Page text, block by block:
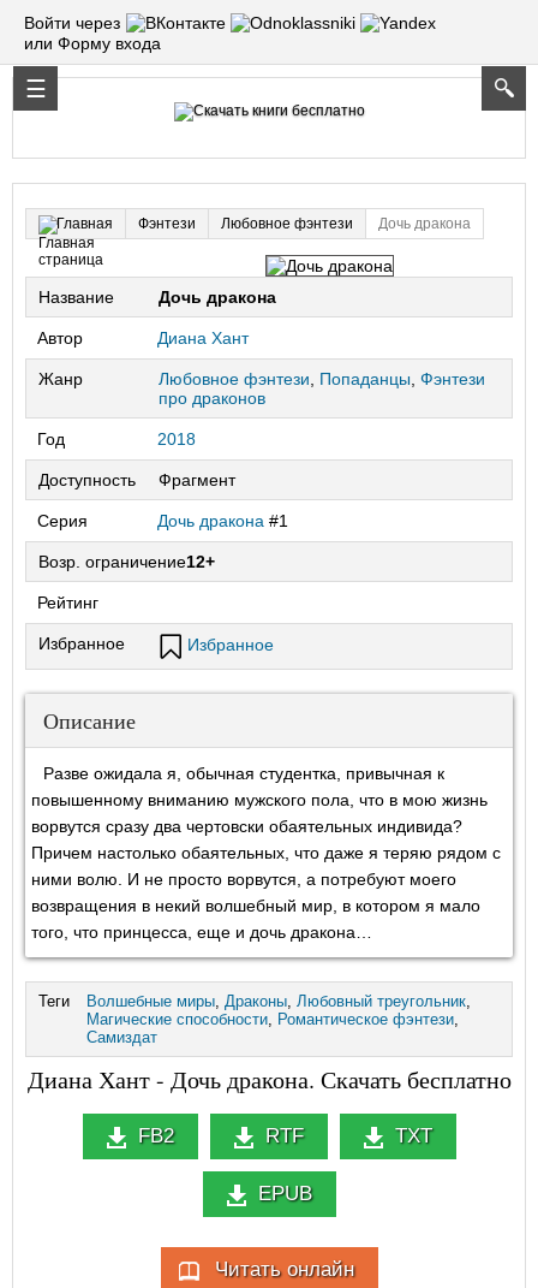
Войти через
или Форму входа
Главная Фэнтези Любовное фэнтези Дочь дракона
Название Дочь дракона
Автор Диана Хант
Жанр Любовное фэнтези, Попаданцы, Фэнтези
про драконов
Год 2018
Доступность Фрагмент
Серия Дочь дракона #1
Возр. ограничение12+
Рейтинг
Избранное Избранное
Описание
Разве ожидала я, обычная студентка, привычная к
повышенному вниманию мужского пола, что в мою жизнь
ворвутся сразу два чертовски обаятельных индивида?
Причем настолько обаятельных, что даже я теряю рядом с
ними волю. И не просто ворвутся, а потребуют моего
возвращения в некий волшебный мир, в котором я мало
того, что принцесса, еще и дочь дракона…
Теги Волшебные миры, Драконы, Любовный треугольник,
Магические способности, Романтическое фэнтези,
Самиздат
Диана Хант - Дочь дракона. Скачать бесплатно
FB2 RTF TXT
EPUB
Читать онлайн